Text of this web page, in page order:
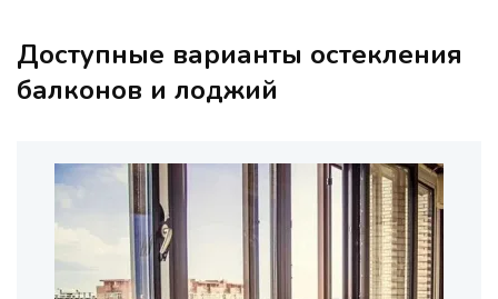
Доступные варианты остекления
балконов и лоджий